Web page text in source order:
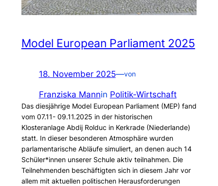
Model European Parliament 2025
18. November 2025—von
Franziska Mannin Politik-Wirtschaft
Das diesjährige Model European Parliament (MEP) fand
vom 07.11- 09.11.2025 in der historischen
Klosteranlage Abdij Rolduc in Kerkrade (Niederlande)
statt. In dieser besonderen Atmosphäre wurden
parlamentarische Abläufe simuliert, an denen auch 14
Schüler*innen unserer Schule aktiv teilnahmen. Die
Teilnehmenden beschäftigten sich in diesem Jahr vor
allem mit aktuellen politischen Herausforderungen